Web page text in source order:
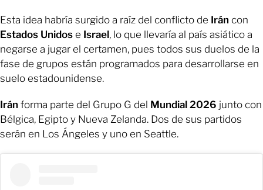
Esta idea habría surgido a raíz del conflicto de Irán con
Estados Unidos e Israel, lo que llevaría al país asiático a
negarse a jugar el certamen, pues todos sus duelos de la
fase de grupos están programados para desarrollarse en
suelo estadounidense.
Irán forma parte del Grupo G del Mundial 2026 junto con
Bélgica, Egipto y Nueva Zelanda. Dos de sus partidos
serán en Los Ángeles y uno en Seattle.